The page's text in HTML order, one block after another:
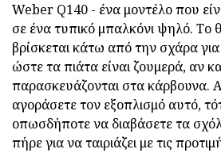
Weber Q140 - ένα μοντέλο που
σε ένα τυπικό μπαλκόνι ψηλό. Το
βρίσκεται κάτω από την σχάρα για
ώστε τα πιάτα είναι ζουμερά, αν
παρασκευάζονται στα κάρβουνα.
αγοράσετε τον εξοπλισμό αυτό,
οπωσδήποτε να διαβάσετε τα
πήρε για να ταιριάζει με τις